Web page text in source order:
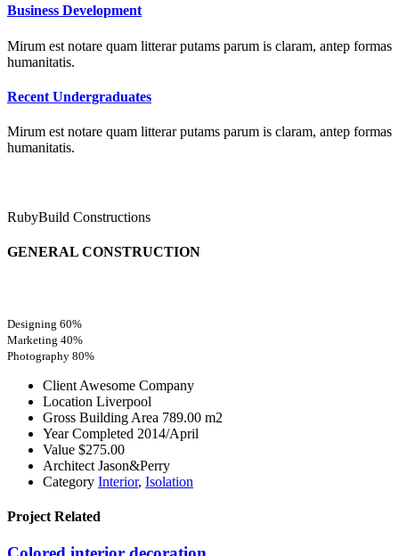
Business Development
Mirum est notare quam litterar putams parum is claram, antep formas
humanitatis.
Recent Undergraduates
Mirum est notare quam litterar putams parum is claram, antep formas
humanitatis.
RubyBuild Constructions
GENERAL CONSTRUCTION
Designing 60%
Marketing 40%
Photography 80%
Client Awesome Company
Location Liverpool
Gross Building Area 789.00 m2
Year Completed 2014/April
Value $275.00
Architect Jason&Perry
Category Interior, Isolation
Project Related